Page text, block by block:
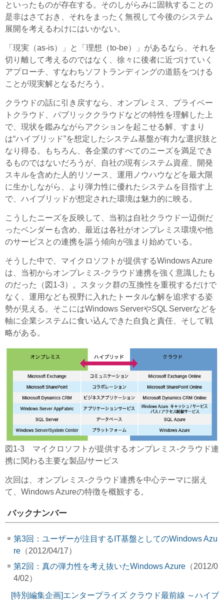
といったものが存在する。そのしがらみに固執することの
是非はさておき、それをまったく無視して今後のシステム
展開を考えるわけにはいかない。
「現実（as-is）」と「理想（to-be）」があるなら、それを
切り離して考えるのではなく、徐々に後者に近づけていく
アプローチ、すなわちソフトランディングの道筋をつける
ことが現実解となるだろう。
クラウドの話に引き戻すなら、オンプレミス、プライベー
トクラウド、パブリッククラウドなどの特性を理解した上
で、現状を鑑みながらアクションを起こせる解、すまり
は“ハイブリッド”を想定したシステム基盤が有力な選択肢と
なり得る。もちろん、各企業のすべてのニーズを満足でき
るものではないだろうが、自社の現有システム資産、開発
スキルを含めた人的リソース、運用ノウハウなどを最大限
に生かしながら、より弾力性に優れたシステムを目指す上
で、ハイブリッドが想定された環境は魅力的に映る。
こうしたニーズを反映して、当初は自社クラウド一辺倒だ
ったベンダーも含め、最近は各社がオンプレミス環境や他
のサービスとの連携を謳う傾向が強まり始めている。
そうした中で、マイクロソフトが提供するWindows Azure
は、当初からオンプレミス-クラウド連携を強く意識したも
のだった（図1-3）。スタック群の互換性を重視するだけで
なく、運用なども視野に入れたトータルな解を追求する姿
勢が見える。そこにはWindows ServerやSQL Serverなどを
軸に企業システムに食い込んできた自負と責任、そして戦
略がある。
図1-3 マイクロソフトが提供するオンプレミス-クラウド連
携に関わる主要な製品/サービス
次回は、オンプレミス-クラウド連携を中心テーマに据え
て、Windows Azureの特徴を概観する。
バックナンバー
第3回：ユーザーが注目するIT基盤としてのWindows Azu
re （2012/04/17）
第2回：真の弾力性を考え抜いたWindows Azure （2012/0
4/02）
[特別編集企画]エンタープライズ クラウド最前線 ～ハイブ